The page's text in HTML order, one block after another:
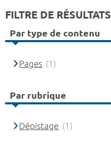
FILTRE DE RÉSULTATS
Par type de contenu
Pages (1)
Par rubrique
Dépistage (1)